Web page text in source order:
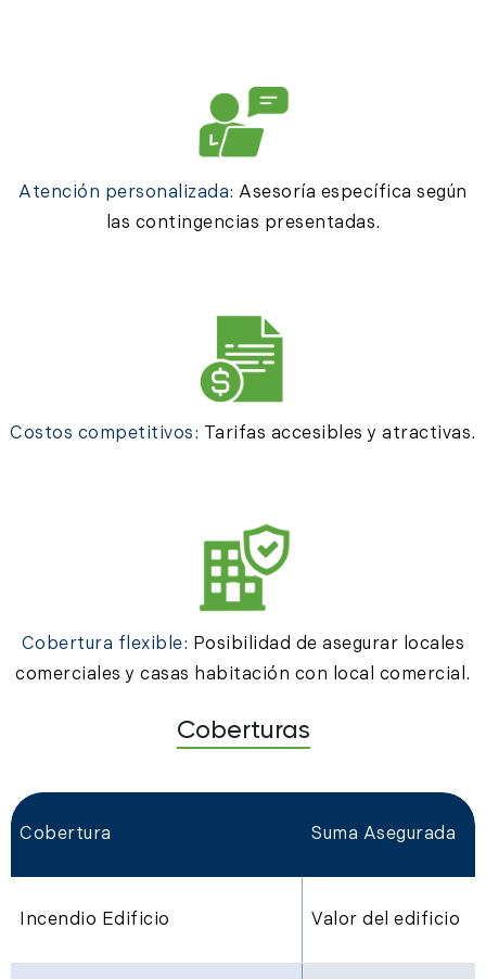
Atención personalizada: Asesoría específica según
las contingencias presentadas.
Costos competitivos: Tarifas accesibles y atractivas.
Cobertura flexible: Posibilidad de asegurar locales
comerciales y casas habitación con local comercial.
Coberturas
Cobertura Suma Asegurada
Incendio Edificio Valor del edificio